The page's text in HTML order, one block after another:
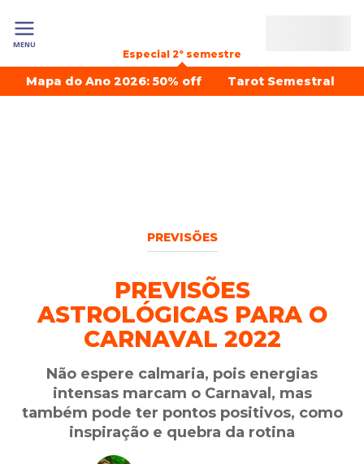
MENU
Especial 2º semestre
Mapa do Ano 2026: 50% off Tarot Semestral
PREVISÕES
PREVISÕES
ASTROLÓGICAS PARA O
CARNAVAL 2022
Não espere calmaria, pois energias
intensas marcam o Carnaval, mas
também pode ter pontos positivos, como
inspiração e quebra da rotina